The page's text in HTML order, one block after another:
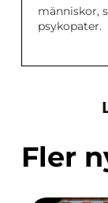
människor,
psykopater.
Fler